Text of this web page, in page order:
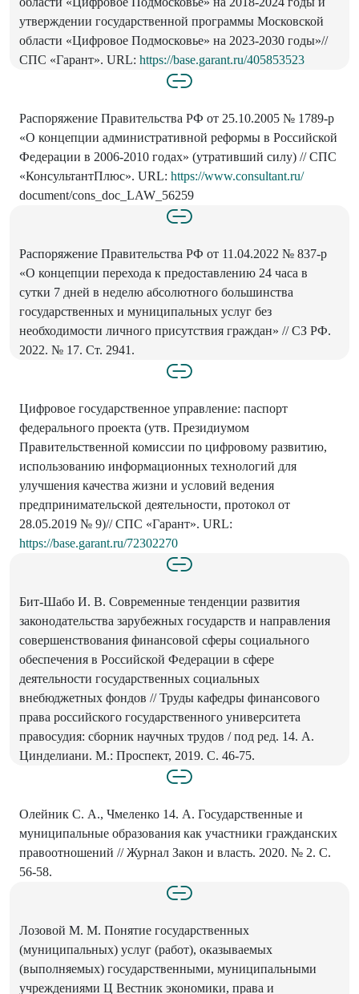
утверждении государственной программы Московской
области «Цифровое Подмосковье» на 2023-2030 годы»//
СПС «Гарант». URL: https://base.garant.ru/405853523
Распоряжение Правительства РФ от 25.10.2005 № 1789-р
«О концепции административной реформы в Российской
Федерации в 2006-2010 годах» (утративший силу) // СПС
«КонсультантПлюс». URL: https://www.consultant.ru/
document/cons_doc_LAW_56259
Распоряжение Правительства РФ от 11.04.2022 № 837-р
«О концепции перехода к предоставлению 24 часа в
сутки 7 дней в неделю абсолютного большинства
государственных и муниципальных услуг без
необходимости личного присутствия граждан» // СЗ РФ.
2022. № 17. Ст. 2941.
Цифровое государственное управление: паспорт
федерального проекта (утв. Президиумом
Правительственной комиссии по цифровому развитию,
использованию информационных технологий для
улучшения качества жизни и условий ведения
предпринимательской деятельности, протокол от
28.05.2019 № 9)// СПС «Гарант». URL:
https://base.garant.ru/72302270
Бит-Шабо И. В. Современные тенденции развития
законодательства зарубежных государств и направления
совершенствования финансовой сферы социального
обеспечения в Российской Федерации в сфере
деятельности государственных социальных
внебюджетных фондов // Труды кафедры финансового
права российского государственного университета
правосудия: сборник научных трудов / под ред. 14. А.
Цинделиани. М.: Проспект, 2019. С. 46-75.
Олейник С. А., Чмеленко 14. А. Государственные и
муниципальные образования как участники гражданских
правоотношений // Журнал Закон и власть. 2020. № 2. С.
56-58.
Лозовой М. М. Понятие государственных
(муниципальных) услуг (работ), оказываемых
(выполняемых) государственными, муниципальными
учреждениями Ц Вестник экономики, права и